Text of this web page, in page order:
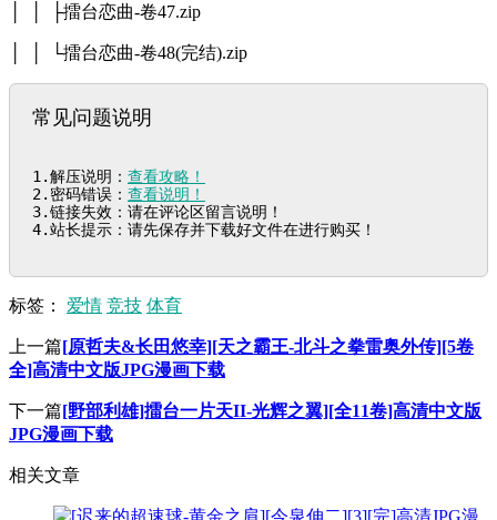
│ │ ├擂台恋曲-卷47.zip
│ │ └擂台恋曲-卷48(完结).zip
常见问题说明
1.解压说明： 查看攻略！
2.密码错误： 查看说明！
3.链接失效：请在评论区留言说明！
4.站长提示：请先保存并下载好文件在进行购买！
标签： 爱情 竞技 体育
上一篇[原哲夫&长田悠幸][天之霸王-北斗之拳雷奥外传][5卷
全]高清中文版JPG漫画下载
下一篇[野部利雄]擂台一片天II-光辉之翼][全11卷]高清中文版
JPG漫画下载
相关文章